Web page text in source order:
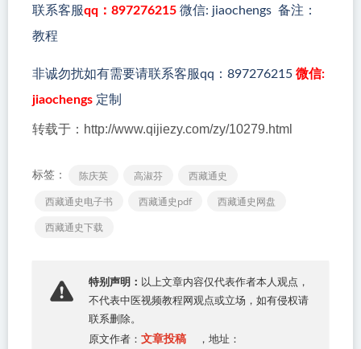
联系客服qq：897276215 微信: jiaochengs 备注：
教程
非诚勿扰如有需要请联系客服qq：897276215 微信:
jiaochengs 定制
转载于：http://www.qijiezy.com/zy/10279.html
标签： 陈庆英 高淑芬
西藏通史
西藏通史电子书
西藏通史pdf
西藏通史网盘
西藏通史下载
特别声明： 以上文章内容仅代表作者本人观点，
不代表中医视频教程网观点或立场，如有侵权请
联系删除。
原文作者： 文章投稿 ，地址：